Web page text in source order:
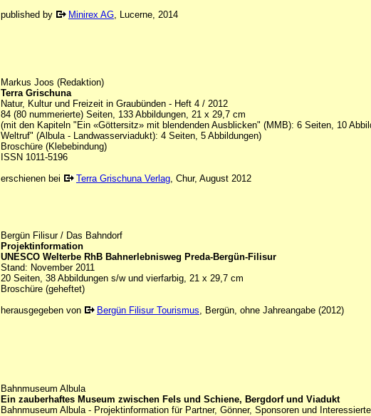
published by
Minirex AG, Lucerne, 2014
Markus Joos (Redaktion)
Terra Grischuna
Natur, Kultur und Freizeit in Graubünden - Heft 4 / 2012
84 (80 nummerierte) Seiten, 133 Abbildungen, 21 x 29,7 cm
(mit den Kapiteln "Ein «Göttersitz» mit blendenden Ausblicken" (MMB): 6 Seiten, 10
Weltruf" (Albula - Landwasserviadukt): 4 Seiten, 5 Abbildungen)
Broschüre (Klebebindung)
ISSN 1011-5196
erschienen bei
Terra Grischuna Verlag, Chur, August 2012
Bergün Filisur / Das Bahndorf
Projektinformation
UNESCO Welterbe RhB Bahnerlebnisweg Preda-Bergün-Filisur
Stand: November 2011
20 Seiten, 38 Abbildungen s/w und vierfarbig, 21 x 29,7 cm
Broschüre (geheftet)
herausgegeben von
Bergün Filisur Tourismus, Bergün, ohne Jahreangabe (2012)
Bahnmuseum Albula
Ein zauberhaftes Museum zwischen Fels und Schiene, Bergdorf und Viadukt
Bahnmuseum Albula - Projektinformation für Partner, Gönner, Sponsoren und Interessierte